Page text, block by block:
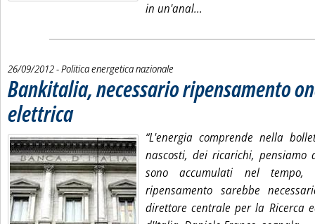
in un'anal...
26/09/2012- Politica energetica nazionale
Bankitalia, necessario ripensamento
elettrica. Pubblicata mercoledì 26 settembre 2012 alle 18.5.
“L'energia comprende nella
nascosti, dei ricarichi, pensiamo
sono accumulati nel
ripensamento sarebbe
direttore centrale per la Ricerca